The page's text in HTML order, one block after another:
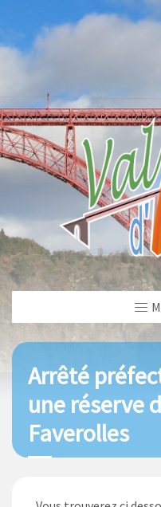
Arrêté
une réserve
Faverolles